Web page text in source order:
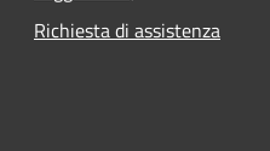
Richiesta di assistenza